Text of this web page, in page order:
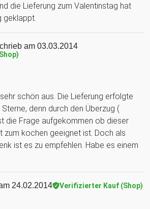
die Lieferung zum Valentinstag hat
geklappt.
am 03.03.2014
schön aus. Die Lieferung erfolgte
denn durch den Überzug (
die Frage aufgekommen ob dieser
zum kochen geeignet ist. Doch als
ist es zu empfehlen. Habe es einem
24.02.2014 Verifizierter Kauf (Shop)